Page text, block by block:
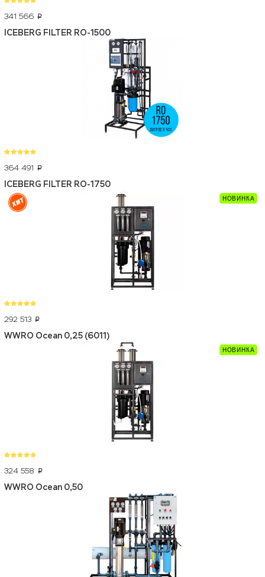
341 566 p
ICEBERG FILTER RO-1500
364 491 p
ICEBERG FILTER RO-1750
292 513 p
WWRO Ocean 0,25 (6011)
324 558 p
WWRO Ocean 0,50